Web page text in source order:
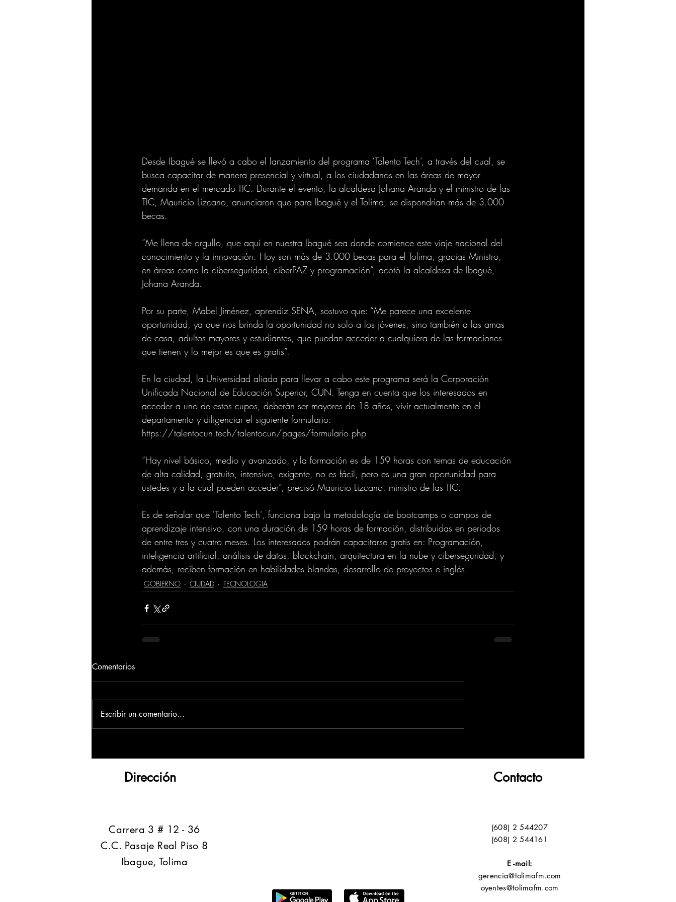
Desde Ibagué se llevó a cabo el lanzamiento del programa ‘Talento Tech’, a través del cual, se
busca capacitar de manera presencial y virtual, a los ciudadanos en las áreas de mayor
demanda en el mercado TIC. Durante el evento, la alcaldesa Johana Aranda y el ministro de las
TIC, Mauricio Lizcano, anunciaron que para Ibagué y el Tolima, se dispondrían más de 3.000
becas.
“Me llena de orgullo, que aquí en nuestra Ibagué sea donde comience este viaje nacional del
conocimiento y la innovación. Hoy son más de 3.000 becas para el Tolima, gracias Ministro,
en áreas como la ciberseguridad, ciberPAZ y programación”, acotó la alcaldesa de Ibagué,
Johana Aranda.
Por su parte, Mabel Jiménez, aprendiz SENA, sostuvo que: “Me parece una excelente
oportunidad, ya que nos brinda la oportunidad no solo a los jóvenes, sino también a las amas
de casa, adultos mayores y estudiantes, que puedan acceder a cualquiera de las formaciones
que tienen y lo mejor es que es gratis”.
En la ciudad, la Universidad aliada para llevar a cabo este programa será la Corporación
Unificada Nacional de Educación Superior, CUN. Tenga en cuenta que los interesados en
acceder a uno de estos cupos, deberán ser mayores de 18 años, vivir actualmente en el
departamento y diligenciar el siguiente formulario:
https://talentocun.tech/talentocun/pages/formulario.php
“Hay nivel básico, medio y avanzado, y la formación es de 159 horas con temas de educación
de alta calidad, gratuito, intensivo, exigente, no es fácil, pero es una gran oportunidad para
ustedes y a la cual pueden acceder”, precisó Mauricio Lizcano, ministro de las TIC.
Es de señalar que 'Talento Tech', funciona bajo la metodología de bootcamps o campos de
aprendizaje intensivo, con una duración de 159 horas de formación, distribuidas en periodos
de entre tres y cuatro meses. Los interesados podrán capacitarse gratis en: Programación,
inteligencia artificial, análisis de datos, blockchain, arquitectura en la nube y ciberseguridad, y
además, reciben formación en habilidades blandas, desarrollo de proyectos e inglés.
GOBIERNO CIUDAD TECNOLOGIA
Comentarios
Escribir un comentario...
Dirección
​Carrera 3 # 12 - 36
C.C. Pasaje Real Piso 8
Ibague, Tolima
Contacto
(608) 2 544207
(608) 2 544161
E -mail:
gerencia@tolimafm.com
oyentes@tolimafm.com